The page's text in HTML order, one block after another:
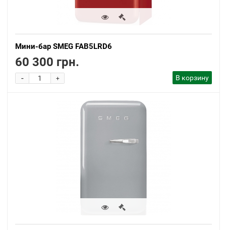
Мини-бар SMEG FAB5LRD6
60 300 грн.
+
- В корзину